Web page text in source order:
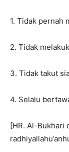
1. Tidak pernah
2. Tidak
3. Tidak takut
4. Selalu
[HR. Al-Bukhari